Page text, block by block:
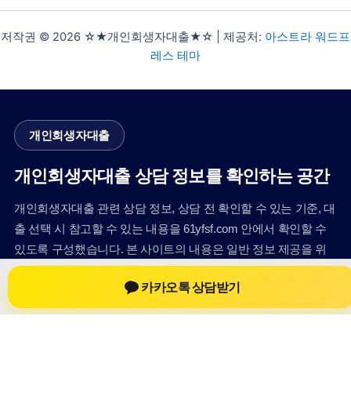
저작권 © 2026 ☆★개인회생자대출★☆ | 제공처: 아스트라 워드프
레스 테마
개인회생자대출
개인회생자대출 상담 정보를 확인하는 공간
개인회생자대출 관련 상담 정보, 상담 전 확인할 수 있는 기준, 대
출 선택 시 참고할 수 있는 내용을 61yfsf.com 안에서 확인할 수
있도록 구성했습니다. 본 사이트의 내용은 일반 정보 제공을 위
한 자료이며, 실제 가능 여부와 조건은 금융사 심사 및 상담을 통
해 확인하는 것이 필요합니다.카카오톡 상담받기